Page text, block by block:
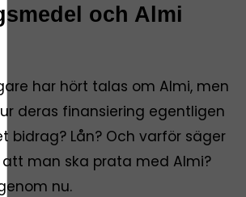
och Almi
har hört talas om Almi, men
deras finansiering egentligen
bidrag? Lån? Och varför säger
man ska prata med Almi?
nu.